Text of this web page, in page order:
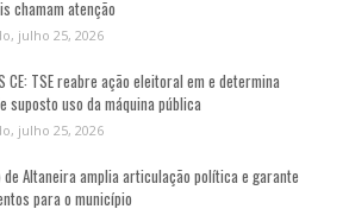
chamam atenção
julho 25, 2026
CE: TSE reabre ação eleitoral em e determina
suposto uso da máquina pública
julho 25, 2026
de Altaneira amplia articulação política e garante
para o município